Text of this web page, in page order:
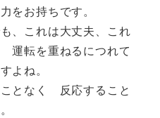
をお持ちです。
、これは大丈夫、これ
運転を重ねるにつれて
よね。
となく 反応すること